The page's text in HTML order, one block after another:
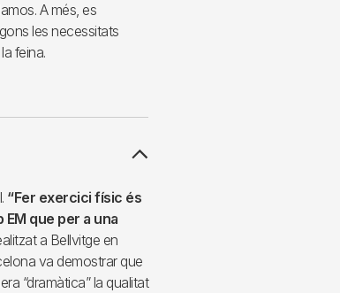
A més, es
les necessitats
feina.
“Fer exercici físic és
que per a una
a Bellvitge en
va demostrar que
“dramàtica” la qualitat